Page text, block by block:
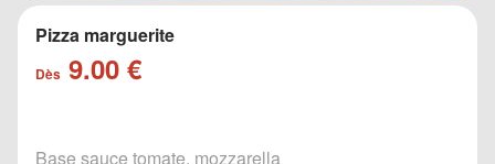
Pizza marguerite
Dès 9.00 €
Base sauce tomate, mozzarella